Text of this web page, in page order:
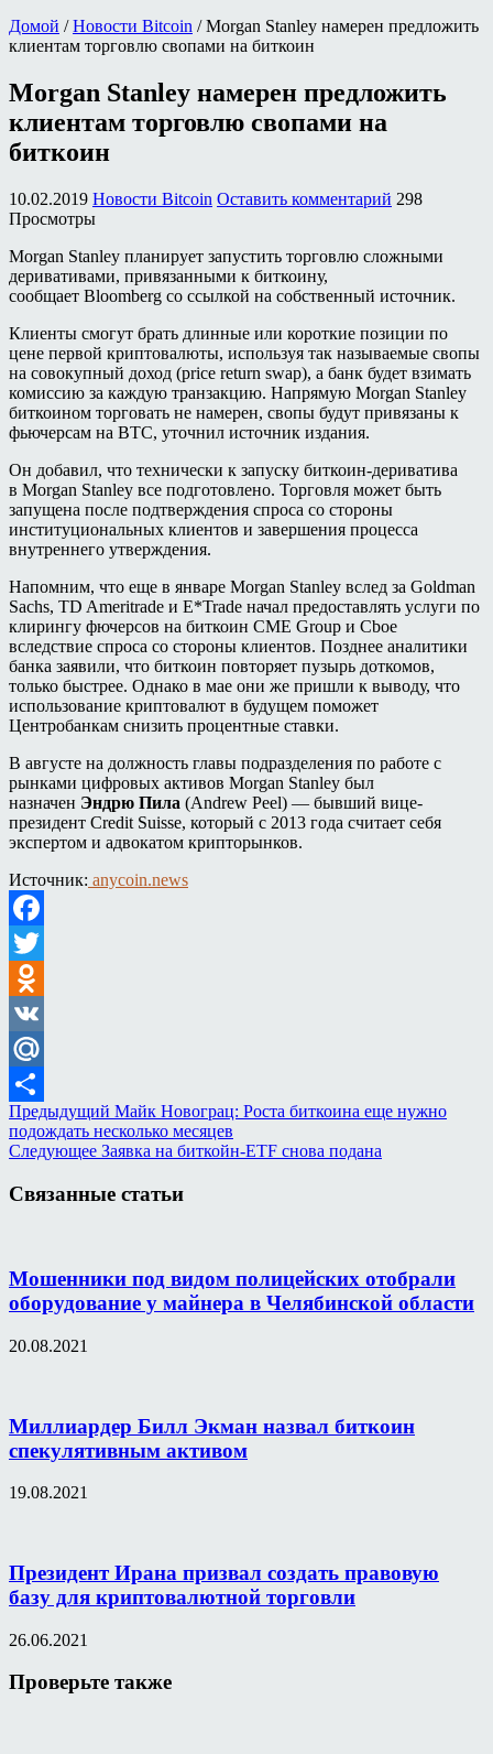
Домой / Новости Bitcoin / Morgan Stanley намерен предложить
клиентам торговлю свопами на биткоин
Morgan Stanley намерен предложить
клиентам торговлю свопами на
биткоин
10.02.2019 Новости Bitcoin Оставить комментарий 298
Просмотры
Morgan Stanley планирует запустить торговлю сложными
деривативами, привязанными к биткоину,
сообщает Bloomberg со ссылкой на собственный источник.
Клиенты смогут брать длинные или короткие позиции по
цене первой криптовалюты, используя так называемые свопы
на совокупный доход (price return swap), а банк будет взимать
комиссию за каждую транзакцию. Напрямую Morgan Stanley
биткоином торговать не намерен, свопы будут привязаны к
фьючерсам на BTC, уточнил источник издания.
Он добавил, что технически к запуску биткоин-дериватива
в Morgan Stanley все подготовлено. Торговля может быть
запущена после подтверждения спроса со стороны
институциональных клиентов и завершения процесса
внутреннего утверждения.
Напомним, что еще в январе Morgan Stanley вслед за Goldman
Sachs, TD Ameritrade и E*Trade начал предоставлять услуги по
клирингу фючерсов на биткоин CME Group и Cboe
вследствие спроса со стороны клиентов. Позднее аналитики
банка заявили, что биткоин повторяет пузырь доткомов,
только быстрее. Однако в мае они же пришли к выводу, что
использование криптовалют в будущем поможет
Центробанкам снизить процентные ставки.
В августе на должность главы подразделения по работе с
рынками цифровых активов Morgan Stanley был
назначен Эндрю Пила (Andrew Peel) — бывший вице-
президент Credit Suisse, который с 2013 года считает себя
экспертом и адвокатом крипторынков.
Источник: anycoin.news
Facebook
Twitter
Odnoklassniki
VK
Mail.Ru
Отправить
Предыдущий Майк Новограц: Роста биткоина еще нужно
подождать несколько месяцев
Следующее Заявка на биткойн-ETF снова подана
Связанные статьи
Мошенники под видом полицейских отобрали
оборудование у майнера в Челябинской области
20.08.2021
Миллиардер Билл Экман назвал биткоин
спекулятивным активом
19.08.2021
Президент Ирана призвал создать правовую
базу для криптовалютной торговли
26.06.2021
Проверьте также